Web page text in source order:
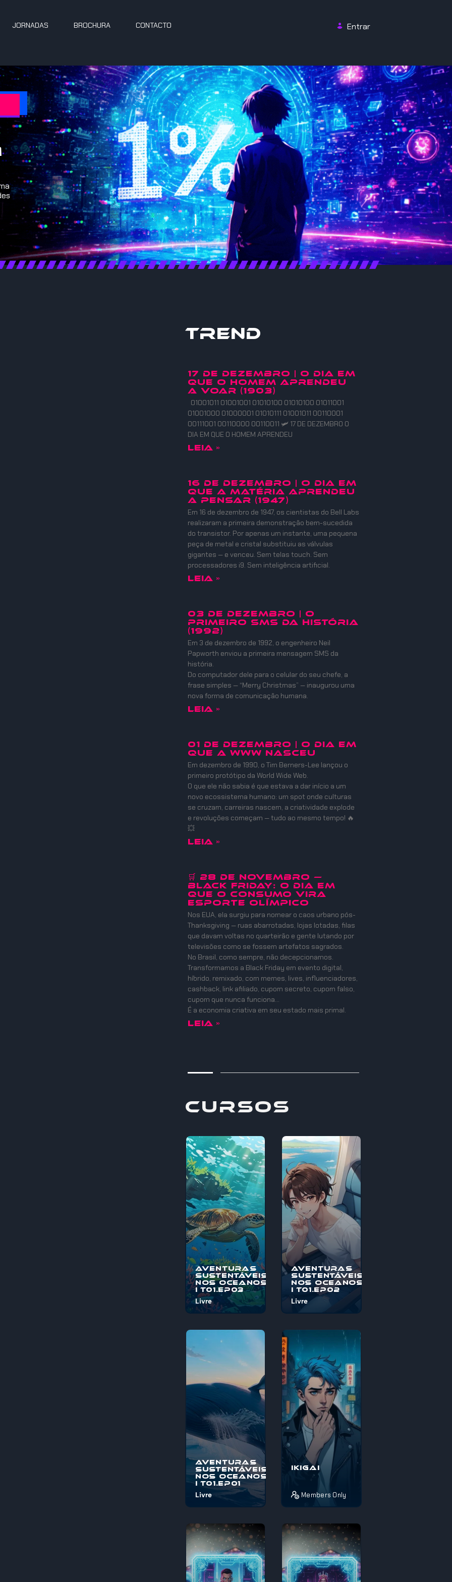
JORNADAS BROCHURA CONTACTO Entrar
Trend
17 DE DEZEMBRO | O DIA EM
QUE O HOMEM APRENDEU
A VOAR (1903)
01001011 01001001 01010100 01010100 01011001
01001000 01000001 01010111 01001011 00110001
00111001 00110000 00110011 🛩️ 17 DE DEZEMBRO O
DIA EM QUE O HOMEM APRENDEU
Leia »
16 DE DEZEMBRO | O DIA EM
QUE A MATÉRIA APRENDEU
A PENSAR (1947)
Em 16 de dezembro de 1947, os cientistas do Bell Labs
realizaram a primeira demonstração bem-sucedida
do transistor. Por apenas um instante, uma pequena
peça de metal e cristal substituiu as válvulas
gigantes — e venceu. Sem telas touch. Sem
processadores i9. Sem inteligência artificial.
Leia »
03 DE DEZEMBRO | O
PRIMEIRO SMS DA HISTÓRIA
(1992)
Em 3 de dezembro de 1992, o engenheiro Neil
Papworth enviou a primeira mensagem SMS da
história.
Do computador dele para o celular do seu chefe, a
frase simples — “Merry Christmas” — inaugurou uma
nova forma de comunicação humana.
Leia »
01 DE DEZEMBRO | O DIA EM
QUE A WWW NASCEU
Em dezembro de 1990, o Tim Berners-Lee lançou o
primeiro protótipo da World Wide Web.
O que ele não sabia é que estava a dar início a um
novo ecossistema humano: um spot onde culturas
se cruzam, carreiras nascem, a criatividade explode
e revoluções começam — tudo ao mesmo tempo! 🔥
💥
Leia »
🛒 28 de Novembro —
Black Friday: O Dia em
que o Consumo Vira
Esporte Olímpico
Nos EUA, ela surgiu para nomear o caos urbano pós-
Thanksgiving — ruas abarrotadas, lojas lotadas, filas
que davam voltas no quarteirão e gente lutando por
televisões como se fossem artefatos sagrados.
No Brasil, como sempre, não decepcionamos.
Transformamos a Black Friday em evento digital,
híbrido, remixado, com memes, lives, influenciadores,
cashback, link afiliado, cupom secreto, cupom falso,
cupom que nunca funciona…
É a economia criativa em seu estado mais primal.
Leia »
Cursos
Aventuras
Sustentáveis
nos Oceanos
I T01.EP03
Livre
Bem-vindo à
Sustentáveis nos
Oceanos", uma
pelos mistérios e
maravi...
Aventuras
Sustentáveis
nos Oceanos
I T01.EP02
Livre
Bem-vindo à
Sustentáveis nos
jornada épica
pelos mistérios e
maravi...
Aventuras
Sustentáveis
nos Oceanos
I T01.EP01
Livre
Bem-vindo à
Sustentáveis nos
Oceanos", uma
jornada épica
pelos mistérios e
maravi...
Ikigai
Members Only
Pois é! Se estás
perdido sobre o
que fazer da vida
ou não sabes
como aproveita...